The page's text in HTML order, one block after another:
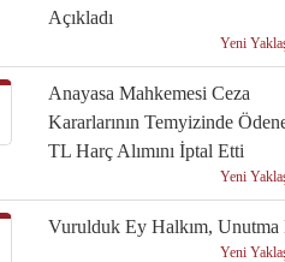
Açıkladı
Yeni
Anayasa Mahkemesi Ceza
Kararlarının Temyizinde
TL Harç Alımını İptal Etti
Yeni
Vurulduk Ey Halkım, Unutma
Yeni